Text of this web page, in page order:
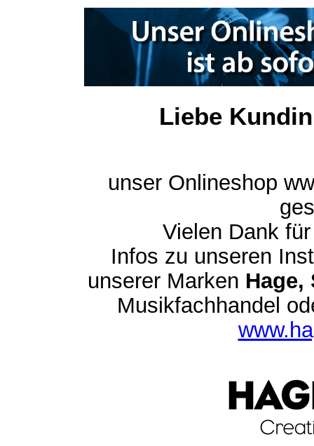
Liebe
unser Onlineshop
Vielen Dank
Infos zu unseren
unserer Marken Hage,
Musikfachhandel